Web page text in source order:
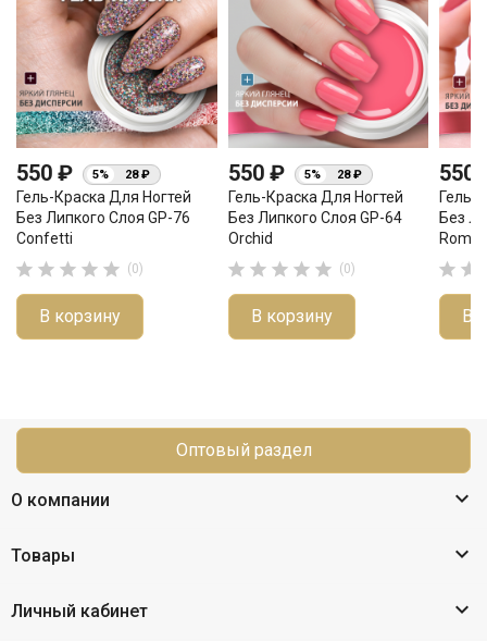
550 ₽ 5% 28 ₽
Гель-Краска Для Ногтей
Без Липкого Слоя GP-76
Confetti
     (0)
В корзину
550 ₽ 5% 28 ₽
Гель-Краска Для Ногтей
Без Липкого Слоя GP-64
Orchid
     (0)
В корзину
550
Гель-
Без
 
В
Оптовый раздел
О компании 
Товары 
Личный кабинет 